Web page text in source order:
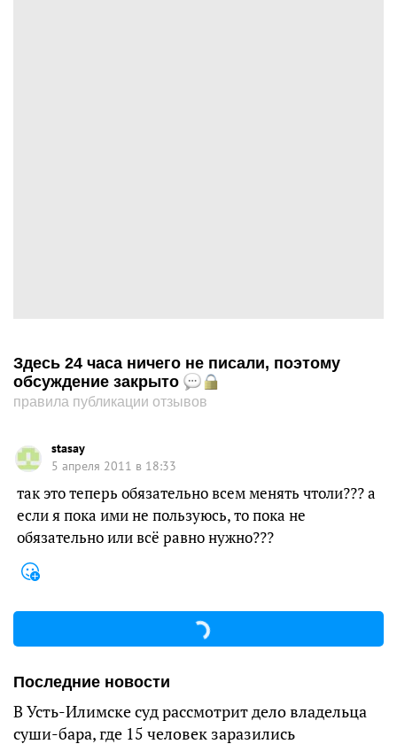
Здесь 24 часа ничего не писали, поэтому
обсуждение закрыто
правила публикации отзывов
stasay
5 апреля 2011 в 18:33
так это теперь обязательно всем менять чтоли??? а
если я пока ими не пользуюсь, то пока не
обязательно или всё равно нужно???
Последние новости
В Усть-Илимске суд рассмотрит дело владельца
суши-бара, где 15 человек заразились